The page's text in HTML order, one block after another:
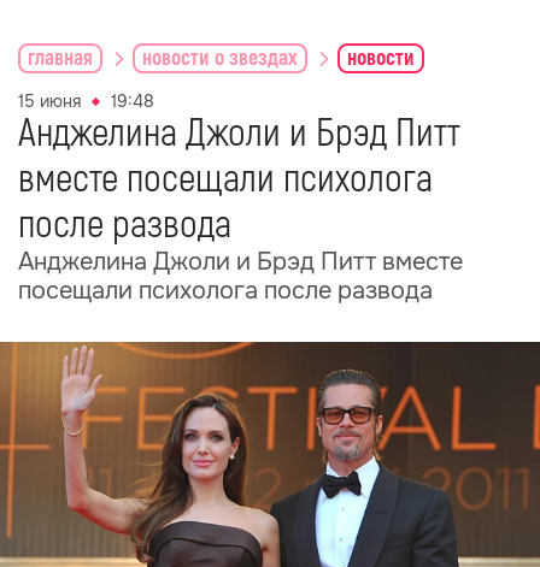
главная новости о звездах новости
15 июня 19:48
Анджелина Джоли и Брэд Питт
вместе посещали психолога
после развода
Анджелина Джоли и Брэд Питт вместе
посещали психолога после развода